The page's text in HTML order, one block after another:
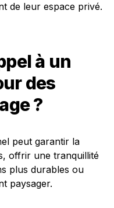
de leur espace privé.
à un
des
?
peut garantir la
offrir une tranquillité
plus durables ou
paysager.